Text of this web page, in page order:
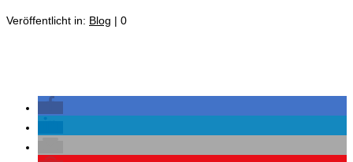
Veröffentlicht in: Blog | 0